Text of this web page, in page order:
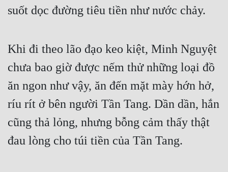
suốt dọc đường tiêu tiền như nước chảy.
Khi đi theo lão đạo keo kiệt, Minh Nguyệt
chưa bao giờ được nếm thử những loại đồ
ăn ngon như vậy, ăn đến mặt mày hớn hở,
ríu rít ở bên người Tần Tang. Dần dần, hắn
cũng thả lỏng, nhưng bỗng cảm thấy thật
đau lòng cho túi tiền của Tần Tang.